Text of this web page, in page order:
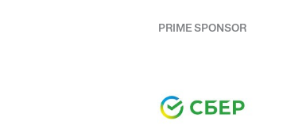
PRIME SPONSOR